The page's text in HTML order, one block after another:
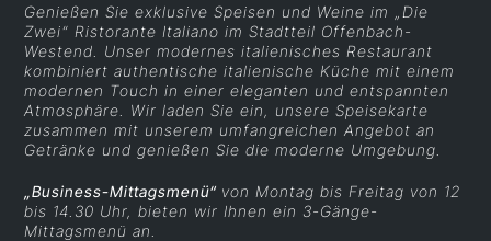
Genießen Sie exklusive Speisen und Weine im „Die
Zwei“ Ristorante Italiano im Stadtteil Offenbach-
Westend. Unser modernes italienisches Restaurant
kombiniert authentische italienische Küche mit einem
modernen Touch in einer eleganten und entspannten
Atmosphäre. Wir laden Sie ein, unsere Speisekarte
zusammen mit unserem umfangreichen Angebot an
Getränke und genießen Sie die moderne Umgebung.
„Business-Mittagsmenü“ von Montag bis Freitag von 12
bis 14.30 Uhr,bieten wir Ihnen ein 3-Gänge-
Mittagsmenü an.